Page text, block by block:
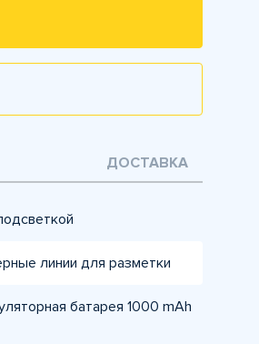
ДОСТАВКА
линии для разметки
батарея 1000 mAh